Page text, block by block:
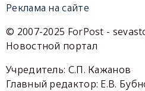
Реклама на сайте
© 2007-2025 ForPost -
Новостной портал
Учредитель: С.П. Кажанов
Главный редактор: Е.В.